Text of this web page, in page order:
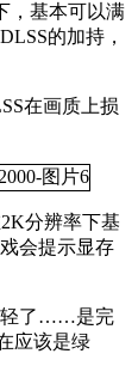
，基本可以满
的加持，
在画质上损
分辨率下基
会提示显存
轻了……是完
应该是绿